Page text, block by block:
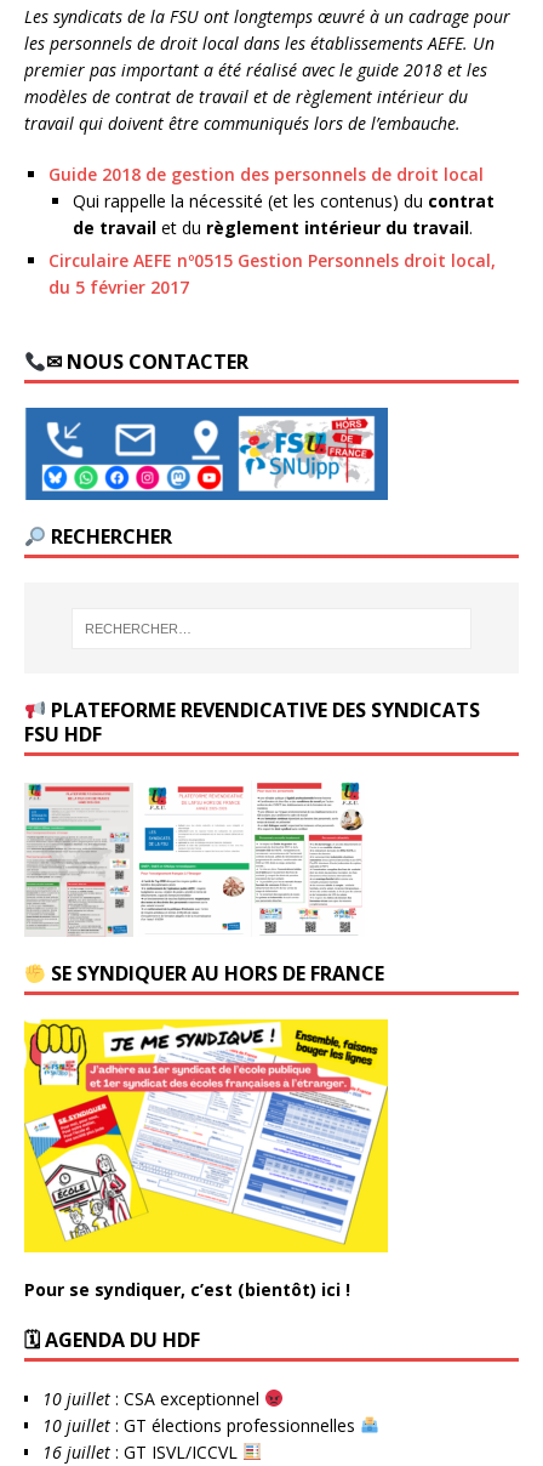
Les syndicats de la FSU ont longtemps œuvré à un cadrage pour
les personnels de droit local dans les établissements AEFE. Un
premier pas important a été réalisé avec le guide 2018 et les
modèles de contrat de travail et de règlement intérieur du
travail qui doivent être communiqués lors de l’embauche.
Guide 2018 de gestion des personnels de droit local
Qui rappelle la nécessité (et les contenus) du contrat
de travail et du règlement intérieur du travail.
Circulaire AEFE nº0515 Gestion Personnels droit local,
du 5 février 2017
✉ NOUS CONTACTER
RECHERCHER
PLATEFORME REVENDICATIVE DES SYNDICATS
FSU HDF
SE SYNDIQUER AU HORS DE FRANCE
Pour se syndiquer, c’est (bientôt) ici !
🗓 AGENDA DU HDF
10 juillet : CSA exceptionnel
10 juillet : GT élections professionnelles
16 juillet : GT ISVL/ICCVL